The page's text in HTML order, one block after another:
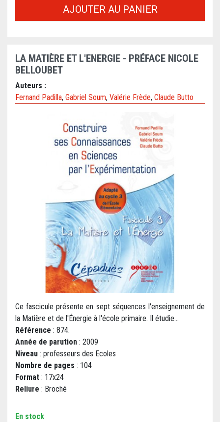
AJOUTER AU PANIER
LA MATIÈRE ET L'ENERGIE - PRÉFACE NICOLE
BELLOUBET
Auteurs :
Fernand Padilla, Gabriel Soum, Valérie Frède, Claude Butto
Ce fascicule présente en sept séquences l'enseignement de
la Matière et de l'Énergie à l'école primaire. Il étudie...
Référence : 874.
Année de parution : 2009
Niveau : professeurs des Ecoles
Nombre de pages : 104
Format : 17x24
Reliure : Broché
En stock